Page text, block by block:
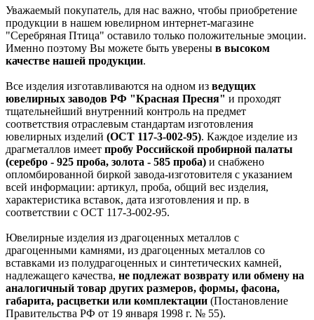
Уважаемый покупатель, для нас важно, чтобы приобретение
продукции в нашем ювелирном интернет-магазине
"Серебряная Птица" оставило только положительные эмоции.
Именно поэтому Вы можете быть уверены в высоком
качестве нашей продукции.
Все изделия изготавливаются на одном из ведущих
ювелирных заводов РФ "Красная Пресня" и проходят
тщательнейший внутренний контроль на предмет
соответствия отраслевым стандартам изготовления
ювелирных изделий (ОСТ 117-3-002-95). Каждое изделие из
драгметаллов имеет пробу Российской пробирной палаты
(серебро - 925 проба, золота - 585 проба) и снабжено
опломбированной биркой завода-изготовителя с указанием
всей информации: артикул, проба, общий вес изделия,
характеристика вставок, дата изготовления и пр. в
соответствии с ОСТ 117-3-002-95.
Ювелирные изделия из драгоценных металлов с
драгоценными камнями, из драгоценных металлов со
вставками из полудрагоценных и синтетических камней,
надлежащего качества, не подлежат возврату или обмену на
аналогичный товар других размеров, формы, фасона,
габарита, расцветки или комплектации (Постановление
Правительства РФ от 19 января 1998 г. № 55).